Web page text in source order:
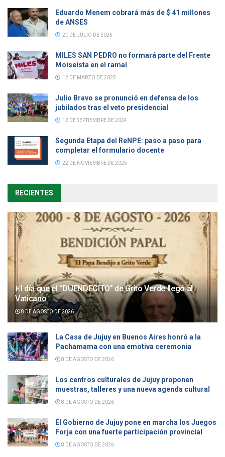
Eduardo Menem cobrará más de $ 41 millones
de ANSES
20 DE JULIO DE 2025
MILES SAN PEDRO no formará parte del Frente
Moiseísta en el ramal
12 DE MARZO DE 2025
Julio Bravo se pronunció en defensa de los
jubilados tras el veto presidencial
12 DE SEPTIEMBRE DE 2024
Segunda Etapa del ReNPE: paso a paso para
completar el formulario docente
22 DE NOVIEMBRE DE 2025
RECIENTES
𝐄l día que el “DUENDECITO” de Grito Verde llegó al
Vaticano
8 DE AGOSTO DE 2026
La Casa de Jujuy en Buenos Aires honró a la
Pachamama con una emotiva ceremonia
8 DE AGOSTO DE 2026
Los centros culturales de Jujuy proponen
muestras, talleres y una nueva agenda cultural
8 DE AGOSTO DE 2026
El Gobierno de Jujuy pone en marcha los Juegos
Forja con una fuerte participación provincial
8 DE AGOSTO DE 2026